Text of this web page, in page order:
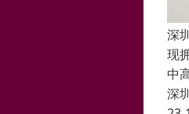
深
现
中
深